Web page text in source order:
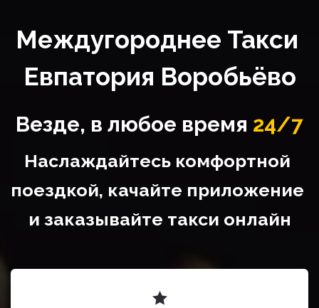
Междугороднее Такси
Евпатория Воробьёво
Везде, в любое время 24/7
Наслаждайтесь комфортной
поездкой, качайте приложение
и заказывайте такси онлайн